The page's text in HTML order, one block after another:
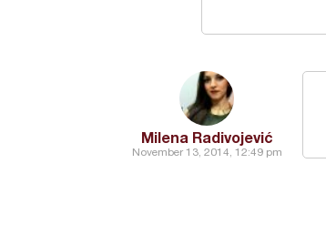
Milena Radivojević
November 13, 2014, 12:49 pm